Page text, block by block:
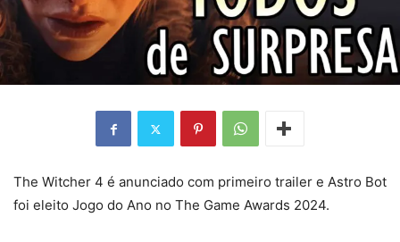
The Witcher 4 é anunciado com primeiro trailer e Astro Bot
foi eleito Jogo do Ano no The Game Awards 2024.